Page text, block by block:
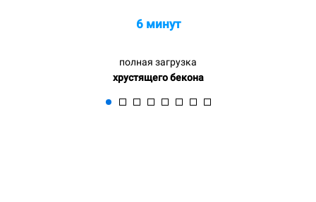
6 минут
полная загрузка
хрустящего бекона